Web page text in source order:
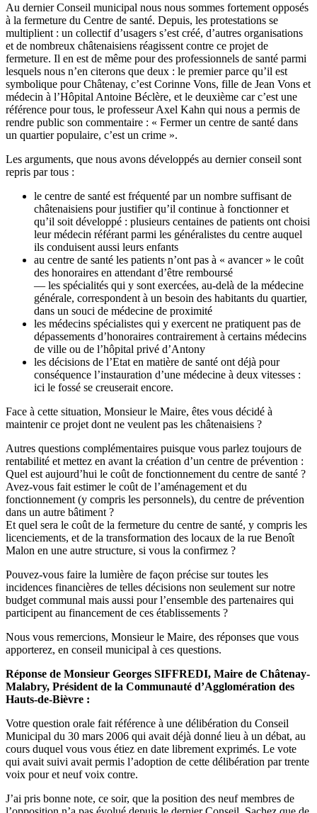
Au dernier Conseil municipal nous nous sommes fortement opposés
à la fermeture du Centre de santé. Depuis, les protestations se
multiplient : un collectif d’usagers s’est créé, d’autres organisations
et de nombreux châtenaisiens réagissent contre ce projet de
fermeture. Il en est de même pour des professionnels de santé parmi
lesquels nous n’en citerons que deux : le premier parce qu’il est
symbolique pour Châtenay, c’est Corinne Vons, fille de Jean Vons et
médecin à l’Hôpital Antoine Béclère, et le deuxième car c’est une
référence pour tous, le professeur Axel Kahn qui nous a permis de
rendre public son commentaire : « Fermer un centre de santé dans
un quartier populaire, c’est un crime ».
Les arguments, que nous avons développés au dernier conseil sont
repris par tous :
le centre de santé est fréquenté par un nombre suffisant de
châtenaisiens pour justifier qu’il continue à fonctionner et
qu’il soit développé : plusieurs centaines de patients ont choisi
leur médecin référant parmi les généralistes du centre auquel
ils conduisent aussi leurs enfants
au centre de santé les patients n’ont pas à « avancer » le coût
des honoraires en attendant d’être remboursé
— les spécialités qui y sont exercées, au-delà de la médecine
générale, correspondent à un besoin des habitants du quartier,
dans un souci de médecine de proximité
les médecins spécialistes qui y exercent ne pratiquent pas de
dépassements d’honoraires contrairement à certains médecins
de ville ou de l’hôpital privé d’Antony
les décisions de l’Etat en matière de santé ont déjà pour
conséquence l’instauration d’une médecine à deux vitesses :
ici le fossé se creuserait encore.
Face à cette situation, Monsieur le Maire, êtes vous décidé à
maintenir ce projet dont ne veulent pas les châtenaisiens ?
Autres questions complémentaires puisque vous parlez toujours de
rentabilité et mettez en avant la création d’un centre de prévention :
Quel est aujourd’hui le coût de fonctionnement du centre de santé ?
Avez-vous fait estimer le coût de l’aménagement et du
fonctionnement (y compris les personnels), du centre de prévention
dans un autre bâtiment ?
Et quel sera le coût de la fermeture du centre de santé, y compris les
licenciements, et de la transformation des locaux de la rue Benoît
Malon en une autre structure, si vous la confirmez ?
Pouvez-vous faire la lumière de façon précise sur toutes les
incidences financières de telles décisions non seulement sur notre
budget communal mais aussi pour l’ensemble des partenaires qui
participent au financement de ces établissements ?
Nous vous remercions, Monsieur le Maire, des réponses que vous
apporterez, en conseil municipal à ces questions.
Réponse de Monsieur Georges SIFFREDI, Maire de Châtenay-
Malabry, Président de la Communauté d’Agglomération des
Hauts-de-Bièvre :
Votre question orale fait référence à une délibération du Conseil
Municipal du 30 mars 2006 qui avait déjà donné lieu à un débat, au
cours duquel vous vous étiez en date librement exprimés. Le vote
qui avait suivi avait permis l’adoption de cette délibération par trente
voix pour et neuf voix contre.
J’ai pris bonne note, ce soir, que la position des neuf membres de